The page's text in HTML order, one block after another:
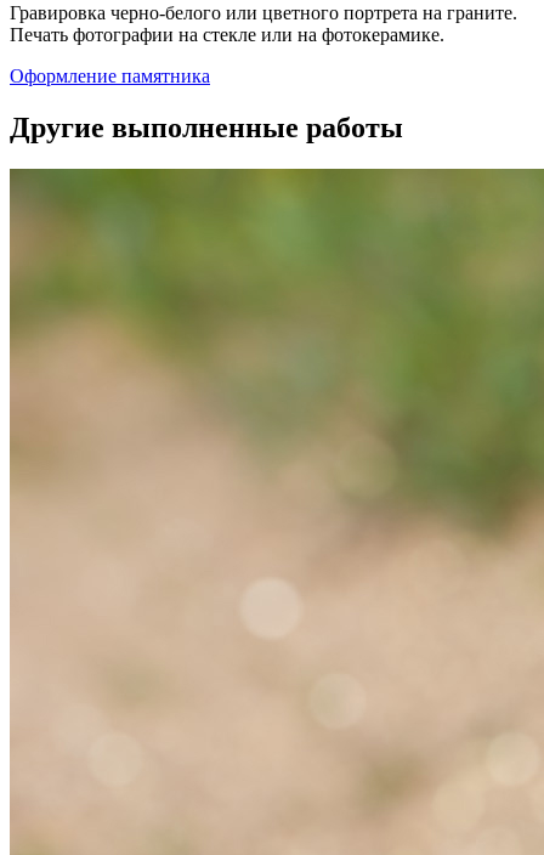
Гравировка черно-белого или цветного портрета на граните.
Печать фотографии на стекле или на фотокерамике.
Оформление памятника
Другие выполненные работы